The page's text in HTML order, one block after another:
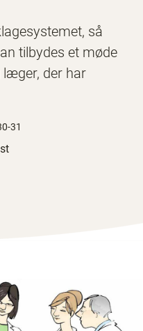
så
tilbydes et møde
læger, der har
31